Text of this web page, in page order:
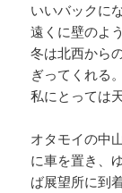
いいバックに
遠くに壁のよ
冬は北西から
ぎってくれる。
私にとっては
オタモイの中
に車を置き、
ば展望所に到